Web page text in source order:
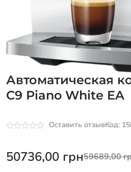
Автоматическая
C9 Piano White EA
5
Оставить отзывКод:
50736,00 грн59689,00